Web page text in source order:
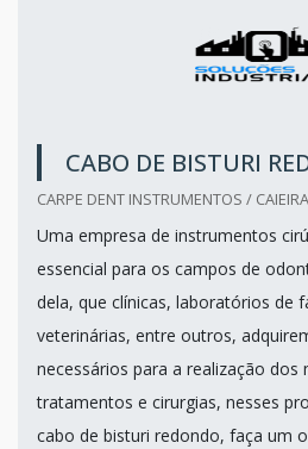
CABO DE BISTURI
CARPE DENT INSTRUMENTOS /
Uma empresa de instrumentos
essencial para os campos de
dela, que clínicas, laboratórios de
veterinárias, entre outros,
necessários para a realização dos
tratamentos e cirurgias, nesses
cabo de bisturi redondo, faça um